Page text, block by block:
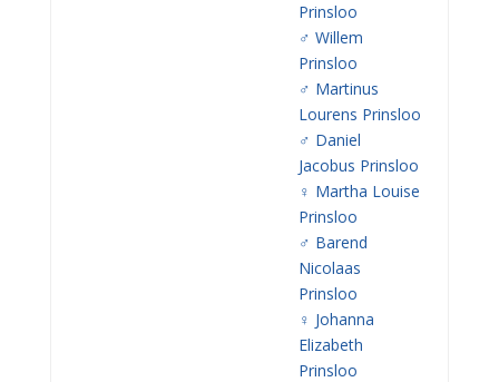
Prinsloo
♂️ Willem
Prinsloo
♂️ Martinus
Lourens Prinsloo
♂️ Daniel
Jacobus Prinsloo
♀️ Martha Louise
Prinsloo
♂️ Barend
Nicolaas
Prinsloo
♀️ Johanna
Elizabeth
Prinsloo